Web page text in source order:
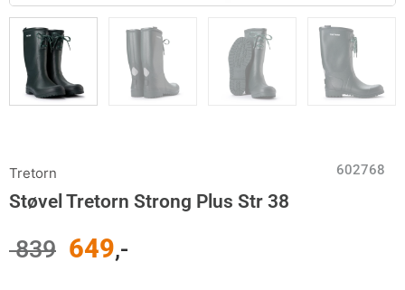
Tretorn 602768
Støvel Tretorn Strong Plus Str 38
839 649,-